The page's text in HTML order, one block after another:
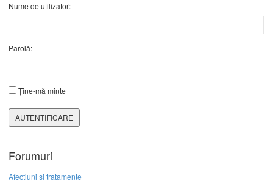
Nume de utilizator:
Parolă:
Ține-mă minte
AUTENTIFICARE
Forumuri
Afectiuni si tratamente